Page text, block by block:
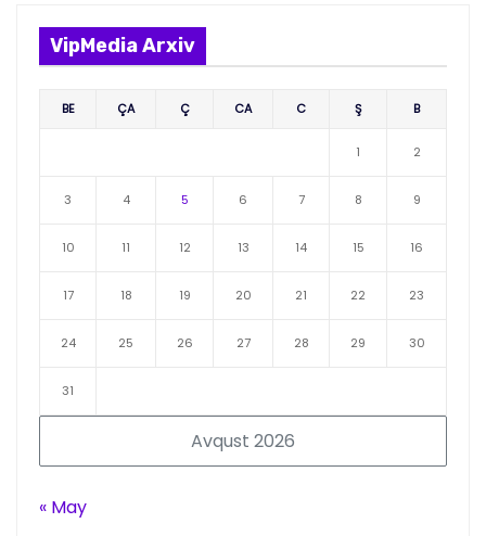
VipMedia Arxiv
Avqust 2026
BE ÇA Ç CA C Ş B
1 2
3 4 5 6 7 8 9
10 11 12 13 14 15 16
17 18 19 20 21 22 23
24 25 26 27 28 29 30
31
« May